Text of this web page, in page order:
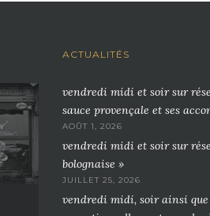
ACTUALITÉS
vendredi midi et soir sur
sauce provençale et ses
AOÛT 1, 2026
vendredi midi et soir sur
bolognaise »
JUILLET 25, 2026
vendredi midi, soir ainsi